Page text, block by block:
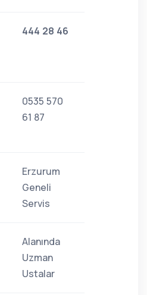
444 28 46
0535 570
61 87
Erzurum
Geneli
Servis
Alanında
Uzman
Ustalar